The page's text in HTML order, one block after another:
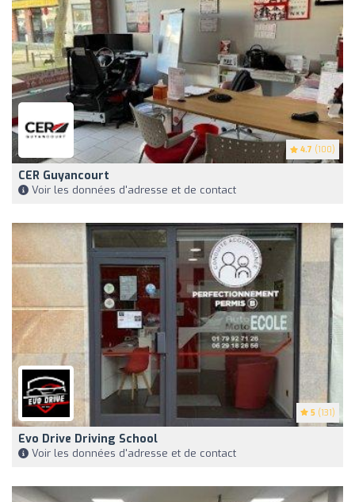
4.7 (100)
CER Guyancourt
Voir les données d'adresse et de contact
5 (131)
Evo Drive Driving School
Voir les données d'adresse et de contact